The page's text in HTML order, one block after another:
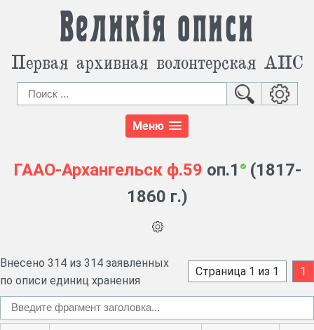
Великія описи
Первая архивная волонтерская АИС
Меню
ГААО-Архангельск ф.59 оп.1 (1817-
1860 г.)
Внесено 314 из 314 заявленных
по описи единиц хранения
Страница 1 из 1 1